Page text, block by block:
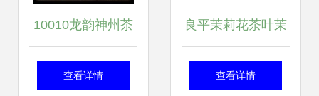
10010龙韵神州茶
叶罐(大号) 价格、
查看详情
良平茉莉花茶叶茉
莉绿茶茉莉茶茉莉
查看详情